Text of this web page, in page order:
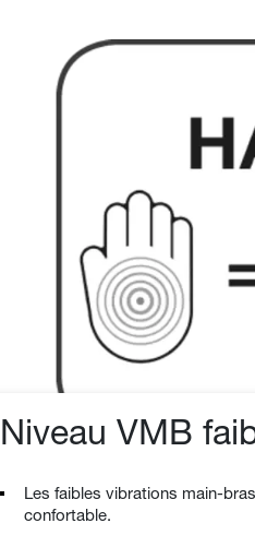
Niveau VMB
Les faibles vibrations main-
confortable.